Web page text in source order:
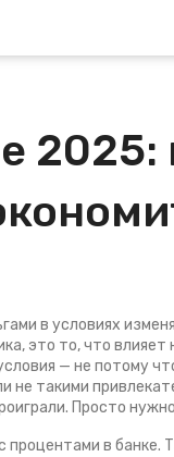
2025:
в условиях
, это то, что
— не потому
не такими
Просто
процентами в банке.